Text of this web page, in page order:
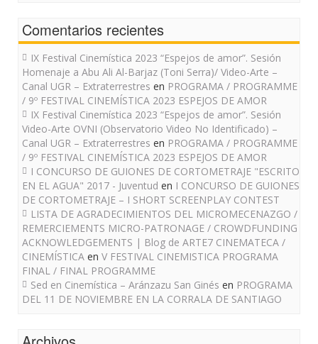
Comentarios recientes
IX Festival Cinemística 2023 “Espejos de amor”. Sesión
Homenaje a Abu Ali Al-Barjaz (Toni Serra)/ Video-Arte –
Canal UGR – Extraterrestres en PROGRAMA / PROGRAMME
/ 9º FESTIVAL CINEMÍSTICA 2023 ESPEJOS DE AMOR
IX Festival Cinemística 2023 “Espejos de amor”. Sesión
Video-Arte OVNI (Observatorio Video No Identificado) –
Canal UGR – Extraterrestres en PROGRAMA / PROGRAMME
/ 9º FESTIVAL CINEMÍSTICA 2023 ESPEJOS DE AMOR
I CONCURSO DE GUIONES DE CORTOMETRAJE "ESCRITO
EN EL AGUA" 2017 - Juventud en I CONCURSO DE GUIONES
DE CORTOMETRAJE – I SHORT SCREENPLAY CONTEST
LISTA DE AGRADECIMIENTOS DEL MICROMECENAZGO /
REMERCIEMENTS MICRO-PATRONAGE / CROWDFUNDING
ACKNOWLEDGEMENTS | Blog de ARTE7 CINEMATECA /
CINEMÍSTICA en V FESTIVAL CINEMISTICA PROGRAMA
FINAL / FINAL PROGRAMME
Sed en Cinemística – Aránzazu San Ginés en PROGRAMA
DEL 11 DE NOVIEMBRE EN LA CORRALA DE SANTIAGO